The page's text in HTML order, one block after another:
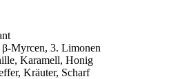
Myrcen, 3. Limonen
Karamell, Honig
Kräuter, Scharf